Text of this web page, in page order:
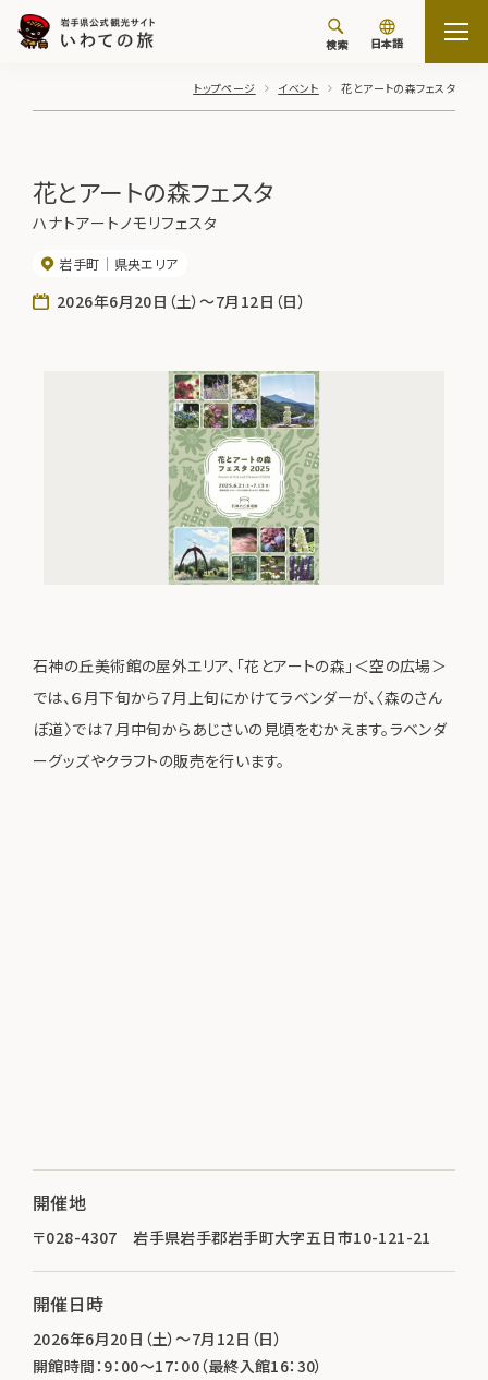
検索 日本語
トップページ イベント 花とアートの森フェスタ
花とアートの森フェスタ
ハナトアートノモリフェスタ
岩手町 県央エリア
2026年6月20日（土）～7月12日（日）
石神の丘美術館の屋外エリア、「花とアートの森」＜空の広場＞
では、６月下旬から７月上旬にかけてラベンダーが、〈森のさん
ぽ道〉では７月中旬からあじさいの見頃をむかえます。ラベンダ
ーグッズやクラフトの販売を行います。
開催地
〒028-4307 岩手県岩手郡岩手町大字五日市10-121-21
開催日時
2026年6月20日（土）～7月12日（日）
開館時間：9：00～17：00（最終入館16：30）